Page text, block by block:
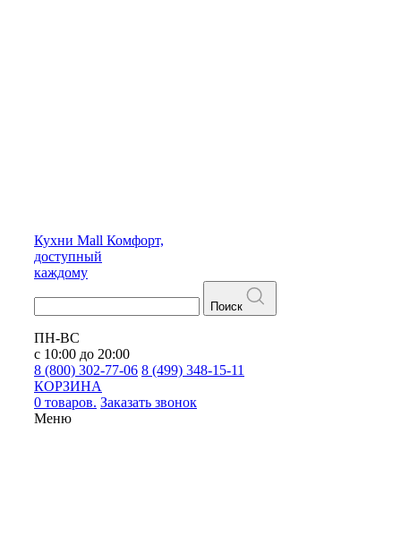
Кухни Mall Комфорт,
доступный
каждому
Поиск
ПН-ВС
с 10:00 до 20:00
8 (800) 302-77-06 8 (499) 348-15-11
КОРЗИНА
0 товаров. Заказать звонок
Меню